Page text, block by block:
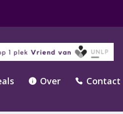
 Over  Contact